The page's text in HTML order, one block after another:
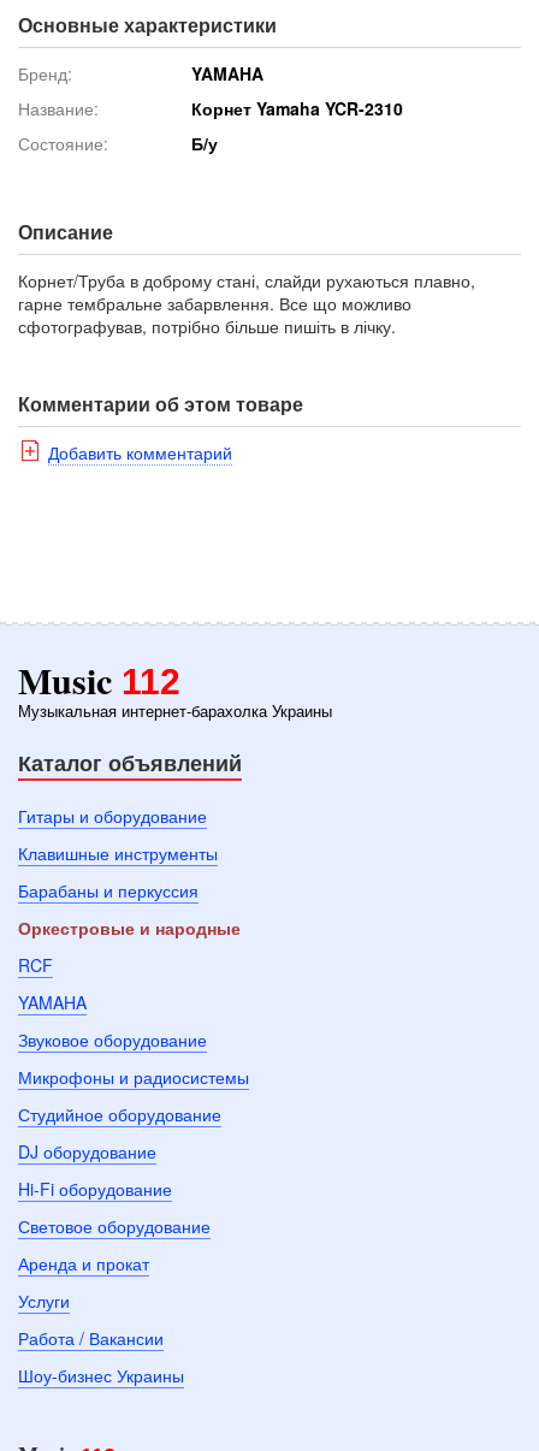
Основные характеристики
Бренд:
YAMAHA
Название:
Корнет Yamaha YCR-2310
Состояние:
Б/у
Описание
Корнет/Труба в доброму стані, слайди рухаються плавно,
гарне тембральне забарвлення. Все що можливо
сфотографував, потрібно більше пишіть в лічку.
Комментарии об этом товаре
Добавить комментарий
Music 112
Музыкальная интернет-барахолка Украины
Каталог объявлений
Гитары и оборудование
Клавишные инструменты
Барабаны и перкуссия
Оркестровые и народные
RCF
YAMAHA
Звуковое оборудование
Микрофоны и радиосистемы
Студийное оборудование
DJ оборудование
Hi-Fi оборудование
Световое оборудование
Аренда и прокат
Услуги
Работа / Вакансии
Шоу-бизнес Украины